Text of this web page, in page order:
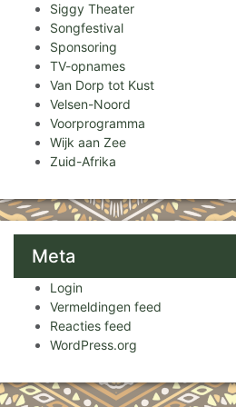
Siggy Theater
Songfestival
Sponsoring
TV-opnames
Van Dorp tot Kust
Velsen-Noord
Voorprogramma
Wijk aan Zee
Zuid-Afrika
Meta
Login
Vermeldingen feed
Reacties feed
WordPress.org